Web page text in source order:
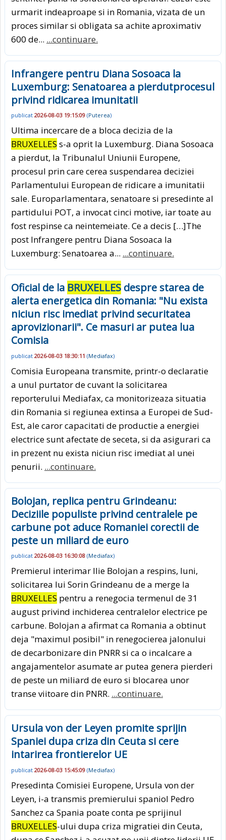
urmarit indeaproape si in Romania, vizata de un
proces similar si obligata sa achite aproximativ
600 de... ...continuare.
Infrangere pentru Diana Sosoaca la
Luxemburg: Senatoarea a pierdutprocesul
privind ridicarea imunitatii
publicat 2026-08-03 19:15:09 (Puterea)
Ultima incercare de a bloca decizia de la
BRUXELLES s-a oprit la Luxemburg. Diana Sosoaca
a pierdut, la Tribunalul Uniunii Europene,
procesul prin care cerea suspendarea deciziei
Parlamentului European de ridicare a imunitatii
sale. Europarlamentara, senatoare si presedinte al
partidului POT, a invocat cinci motive, iar toate au
fost respinse ca neintemeiate. Ce a decis […]The
post Infrangere pentru Diana Sosoaca la
Luxemburg: Senatoarea a... ...continuare.
Oficial de la BRUXELLES despre starea de
alerta energetica din Romania: "Nu exista
niciun risc imediat privind securitatea
aprovizionarii". Ce masuri ar putea lua
Comisia
publicat 2026-08-03 18:30:11 (Mediafax)
Comisia Europeana transmite, printr-o declaratie
a unul purtator de cuvant la solicitarea
reporterului Mediafax, ca monitorizeaza situatia
din Romania si regiunea extinsa a Europei de Sud-
Est, ale caror capacitati de productie a energiei
electrice sunt afectate de seceta, si da asigurari ca
in prezent nu exista niciun risc imediat al unei
penurii. ...continuare.
Bolojan, replica pentru Grindeanu:
Deciziile populiste privind centralele pe
carbune pot aduce Romaniei corectii de
peste un miliard de euro
publicat 2026-08-03 16:30:08 (Mediafax)
Premierul interimar Ilie Bolojan a respins, luni,
solicitarea lui Sorin Grindeanu de a merge la
BRUXELLES pentru a renegocia termenul de 31
august privind inchiderea centralelor electrice pe
carbune. Bolojan a afirmat ca Romania a obtinut
deja "maximul posibil" in renegocierea jalonului
de decarbonizare din PNRR si ca o incalcare a
angajamentelor asumate ar putea genera pierderi
de peste un miliard de euro si blocarea unor
transe viitoare din PNRR. ...continuare.
Ursula von der Leyen promite sprijin
Spaniei dupa criza din Ceuta si cere
intarirea frontierelor UE
publicat 2026-08-03 15:45:09 (Mediafax)
Presedinta Comisiei Europene, Ursula von der
Leyen, i-a transmis premierului spaniol Pedro
Sanchez ca Spania poate conta pe sprijinul
BRUXELLES-ului dupa criza migratiei din Ceuta,